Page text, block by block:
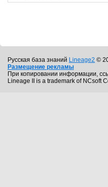
Русская база знаний Lineage2 ©
Размещение рекламы
При копировании информации,
Lineage II is a trademark of NCsoft